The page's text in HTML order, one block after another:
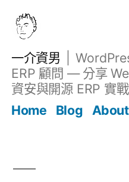
一介資男
ERP 顧問 — 分享
資安與開源 ERP 實
Home
Blog About
文章